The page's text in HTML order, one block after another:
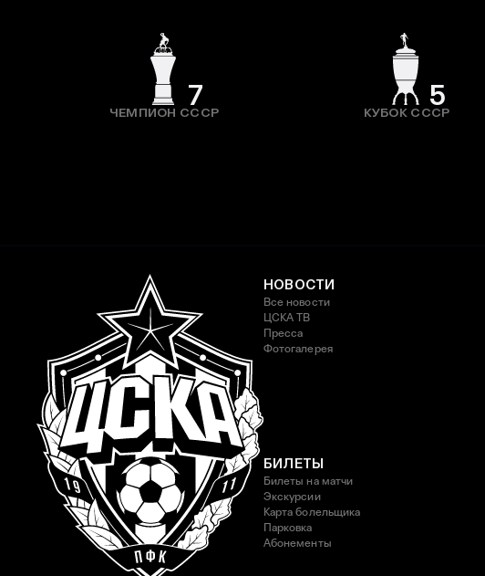
7
ЧЕМПИОН СССР
5
КУБОК СССР
НОВОСТИ
Все новости
ЦСКА ТВ
Пресса
Фотогалерея
БИЛЕТЫ
Билеты на матчи
Экскурсии
Карта болельщика
Парковка
Абонементы